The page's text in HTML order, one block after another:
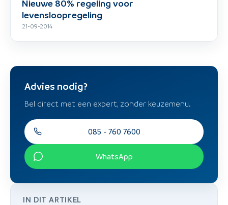
Nieuwe 80% regeling voor
levensloopregeling
21-09-2014
IN DIT ARTIKEL
Advies nodig?
Bel direct met een expert, zonder keuzemenu.
085 - 760 7600
WhatsApp